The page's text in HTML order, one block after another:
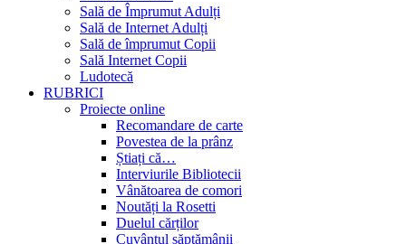
Sală de Împrumut Adulți
Sală de Internet Adulți
Sală de împrumut Copii
Sală Internet Copii
Ludotecă
RUBRICI
Proiecte online
Recomandare de carte
Povestea de la prânz
Știați că…
Interviurile Bibliotecii
Vânătoarea de comori
Noutăți la Rosetti
Duelul cărților
Cuvântul săptămânii